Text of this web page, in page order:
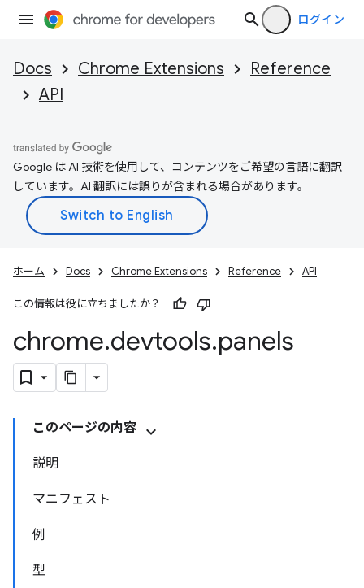
ログイン
Docs Chrome Extensions
Reference
API
Google は AI 技術を使用して、コンテンツをご希望の言語に翻訳
しています。AI 翻訳には誤りが含まれる場合があります。
ホーム Docs Chrome Extensions Reference API
この情報は役に立ちましたか？
chrome.devtools.panels
このページの内容
説明
マニフェスト
例
型